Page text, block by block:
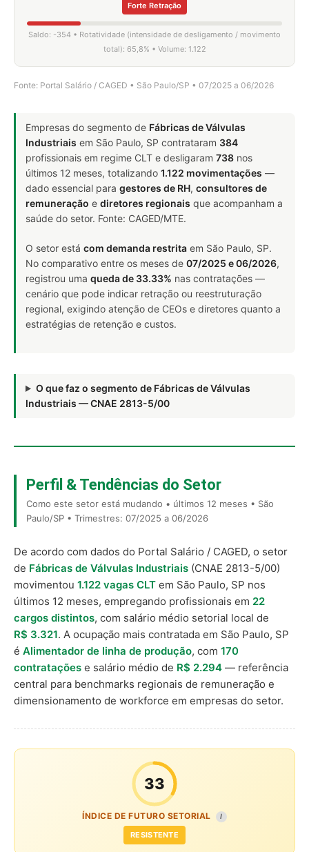
Forte Retração
Saldo: -354 • Rotatividade (intensidade de desligamento / movimento
total): 65,8% • Volume: 1.122
Fonte: Portal Salário / CAGED • São Paulo/SP • 07/2025 a 06/2026
Empresas do segmento de Fábricas de Válvulas
Industriais em São Paulo, SP contrataram 384
profissionais em regime CLT e desligaram 738 nos
últimos 12 meses, totalizando 1.122 movimentações —
dado essencial para gestores de RH, consultores de
remuneração e diretores regionais que acompanham a
saúde do setor. Fonte: CAGED/MTE.
O setor está com demanda restrita em São Paulo, SP.
No comparativo entre os meses de 07/2025 e 06/2026,
registrou uma queda de 33.33% nas contratações —
cenário que pode indicar retração ou reestruturação
regional, exigindo atenção de CEOs e diretores quanto a
estratégias de retenção e custos.
O que faz o segmento de Fábricas de Válvulas
Industriais — CNAE 2813-5/00
Perfil & Tendências do Setor
Como este setor está mudando • últimos 12 meses • São
Paulo/SP • Trimestres: 07/2025 a 06/2026
De acordo com dados do Portal Salário / CAGED, o setor
de Fábricas de Válvulas Industriais (CNAE 2813-5/00)
movimentou 1.122 vagas CLT em São Paulo, SP nos
últimos 12 meses, empregando profissionais em 22
cargos distintos, com salário médio setorial local de
R$ 3.321. A ocupação mais contratada em São Paulo, SP
é Alimentador de linha de produção, com 170
contratações e salário médio de R$ 2.294 — referência
central para benchmarks regionais de remuneração e
dimensionamento de workforce em empresas do setor.
33
ÍNDICE DE FUTURO SETORIAL I
RESISTENTE